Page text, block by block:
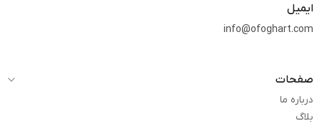
ایمیل
info@ofoghart.com
صفحات
درباره ما
بلاگ